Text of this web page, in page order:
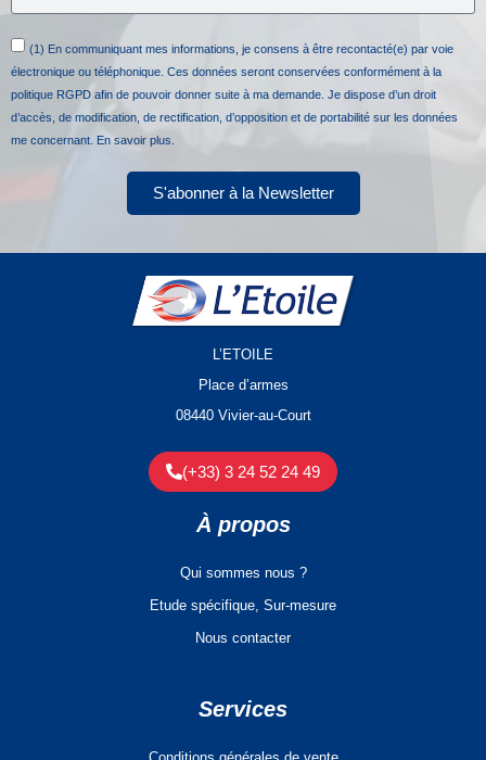
(1) En communiquant mes informations, je consens à être recontacté(e) par voie
électronique ou téléphonique. Ces données seront conservées conformément à la
politique RGPD afin de pouvoir donner suite à ma demande. Je dispose d’un droit
d’accès, de modification, de rectification, d’opposition et de portabilité sur les données
me concernant. En savoir plus.
S'abonner à la Newsletter
L’ETOILE
Place d’armes
08440 Vivier-au-Court
(+33) 3 24 52 24 49
À propos
Qui sommes nous ?
Etude spécifique, Sur-mesure
Nous contacter
Services